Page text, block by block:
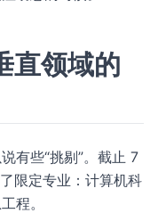
直领域的
有些“挑剔”。截止 7
限定专业：计算机科
程。